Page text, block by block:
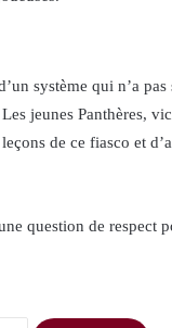
système qui n’a pas
jeunes Panthères,
de ce fiasco et
question de respect